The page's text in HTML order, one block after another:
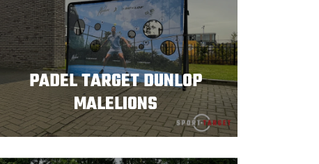
PADEL TARGET DUNLOP
MALELIONS